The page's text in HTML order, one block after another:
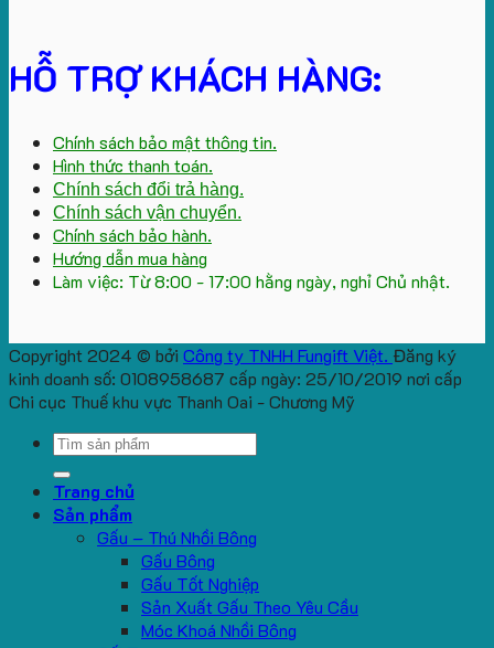
HỖ TRỢ KHÁCH HÀNG:
Chính sách bảo mật thông tin.
Hình thức thanh toán.
Chính sách đổi trả hàng.
Chính sách vận chuyển.
Chính sách bảo hành.
Hướng dẫn mua hàng
Làm việc: Từ 8:00 - 17:00 hằng ngày, nghỉ Chủ nhật.
Copyright 2024 © bởi Công ty TNHH Fungift Việt. Đăng ký
kinh doanh số: 0108958687 cấp ngày: 25/10/2019 nơi cấp
Chi cục Thuế khu vực Thanh Oai - Chương Mỹ
Search
Trang chủ
Sản phẩm
Gấu – Thú Nhồi Bông
Gấu Bông
Gấu Tốt Nghiệp
Sản Xuất Gấu Theo Yêu Cầu
Móc Khoá Nhồi Bông